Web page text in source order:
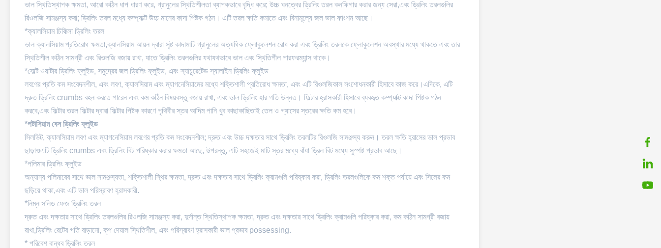
ভাল স্থিতিস্থাপক ক্ষমতা, আরো কঠিন ধাপ ধারণ করে, গ্রানুলের স্থিতিশীলতা ব্যাপকভাবে বৃদ্ধি করে; উচ্চ ঘনত্বের ড্রিলিং তরল কনফিগার করার জন্য সেরা,এবং ড্রিলিং তরলগুলির
রিওলজি সামঞ্জস্য করা; ড্রিলিং তরল মধ্যে কম্প্যাক্ট উচ্চ মানের কাদা পিষ্টক গঠন। এটি তরল ক্ষতি কমাতে এবং বিনামূল্যে জল ভাল ফাংশন আছে।
*ক্যালসিয়াম চিকিত্সা ড্রিলিং তরল
ভাল ক্যালসিয়াম প্রতিরোধ ক্ষমতা,ক্যালসিয়াম আয়ন দ্বারা সৃষ্ট কাদামাটি গ্রানুলের অত্যধিক ফ্লোকুলেশন রোধ করা এবং ড্রিলিং তরলকে ফ্লোকুলেশন অবস্থার মধ্যে থাকতে এবং তার
স্থিতিশীল কঠিন সামগ্রী এবং রিওলজি বজায় রাখা, যাতে ড্রিলিং তরলগুলির যথাযথভাবে ভাল এবং স্থিতিশীল পারফরম্যান্স থাকে।
*সোল্ট ওয়াটার ড্রিলিং ফ্লুইড, সমুদ্রের জল ড্রিলিং ফ্লুইড, এবং স্যাচুরেটেড স্যালাইন ড্রিলিং ফ্লুইড
লবণের প্রতি কম সংবেদনশীল, এবং লবণ, ক্যালসিয়াম এবং ম্যাগনেসিয়ামের মধ্যে শক্তিশালী প্রতিরোধ ক্ষমতা, এবং এটি রিওলজিকাল সংশোধনকারী হিসাবে কাজ করে।এদিকে, এটি
দ্রুত ড্রিলিং crumbs বহন করতে পারেন এবং কম কঠিন বিষয়বস্তু বজায় রাখা, এবং ভাল ড্রিলিং হার গতি উন্নত। ফিল্টার হ্রাসকারী হিসাবে ব্যবহৃত কম্প্যাক্ট কাদা পিষ্টক গঠন
করবে,এবং ফিল্টার তরল ফিল্টার দ্বারা ফিল্টার পিষ্টক কারণে পৃথিবীর স্তর আদিম পানি খুব কাছাকাছিতাই তেল ও গ্যাসের স্তরের ক্ষতি কম হবে।
*পটাসিয়াম বেস ড্রিলিং ফ্লুইড
সিলভিট, ক্যালসিয়াম লবণ এবং ম্যাগনেসিয়াম লবণের প্রতি কম সংবেদনশীল; দ্রুত এবং উচ্চ দক্ষতার সাথে ড্রিলিং তরলটির রিওলজি সামঞ্জস্য করুন। তরল ক্ষতি হ্রাসের ভাল প্রভাব
ছাড়াওএটি ড্রিলিং crumbs এবং ড্রিলিং বিট পরিষ্কার করার ক্ষমতা আছে, উপরন্তু, এটি সহজেই মাটি স্তর মধ্যে বাঁধা ড্রিল বিট মধ্যে সুস্পষ্ট প্রভাব আছে।
*পলিমার ড্রিলিং ফ্লুইড
অন্যান্য পলিমারের সাথে ভাল সামঞ্জস্যতা, শক্তিশালী স্থির ক্ষমতা, দ্রুত এবং দক্ষতার সাথে ড্রিলিং ক্রামগুলি পরিষ্কার করা, ড্রিলিং তরলগুলিকে কম শক্ত পর্যায়ে এবং সিলের কম
ছড়িয়ে থাকা,এবং এটি ভাল পরিস্রাবণ হ্রাসকারী.
*নিম্ন সলিড ফেজ ড্রিলিং তরল
দ্রুত এবং দক্ষতার সাথে ড্রিলিং তরলগুলির রিওলজি সামঞ্জস্য করা, দুর্দান্ত স্থিতিস্থাপক ক্ষমতা, দ্রুত এবং দক্ষতার সাথে ড্রিলিং ক্রামগুলি পরিষ্কার করা, কম কঠিন সামগ্রী বজায়
রাখা,ড্রিলিং রেটের গতি বাড়ানো, কূপ দেয়াল স্থিতিশীল, এবং পরিস্রাবণ হ্রাসকারী ভাল প্রভাব possessing.
* পরিবেশ বান্ধব ড্রিলিং তরল